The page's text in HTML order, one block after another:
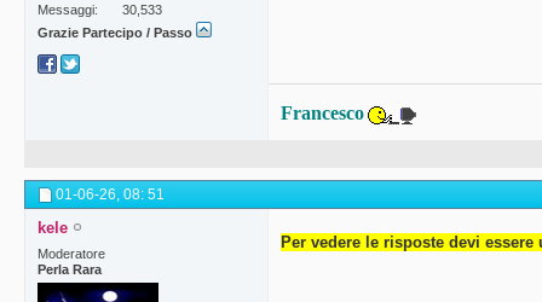
Messaggi
30,533
Grazie Partecipo / Passo
Francesco
01-06-26, 08: 51
kele
Moderatore
Perla Rara
Per vedere le risposte devi